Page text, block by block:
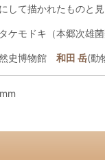
して描かれたものと見
ケモドキ（本郷次雄菌
史博物館 和田 岳(動